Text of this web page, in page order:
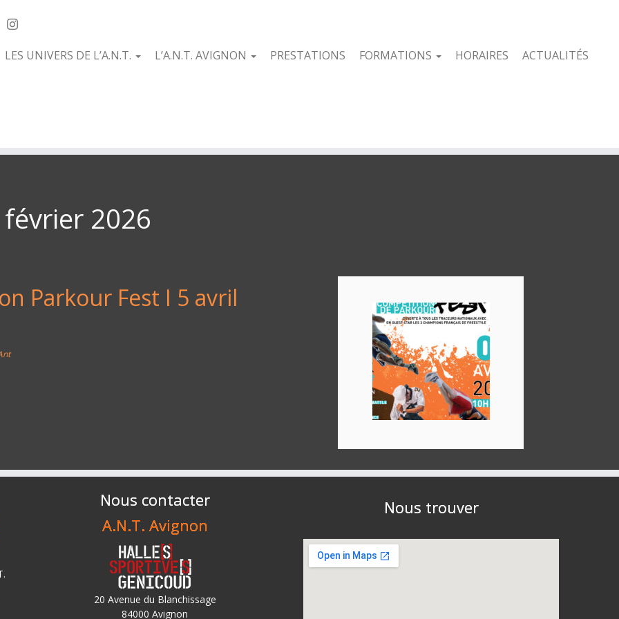
LES UNIVERS DE L’A.N.T. L’A.N.T. AVIGNON PRESTATIONS FORMATIONS HORAIRES
ACTUALITÉS
2026
Parkour Fest I 5 avril
Nous contacter
A.N.T. Avignon
20 Avenue du Blanchissage
84000 Avignon
Nous trouver